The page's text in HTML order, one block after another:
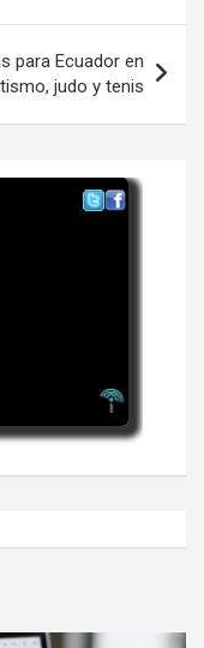
para Ecuador en
judo y tenis